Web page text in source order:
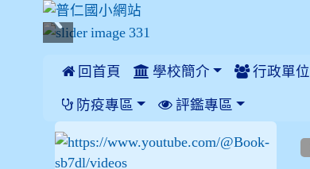
 回首頁 學校簡介 行政單位
防疫專區 評鑑專區